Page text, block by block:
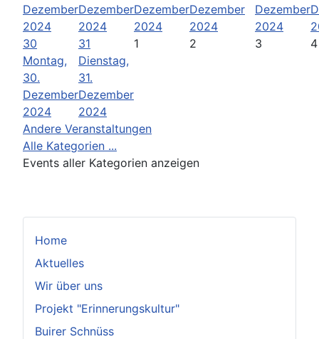
Home
Aktuelles
Wir über uns
Projekt "Erinnerungskultur"
Buirer Schnüss
Dezember
2024
Dezember
2024
Dezember
2024
Dezember
2024
Dezember
2024
30
Montag,
30.
Dezember
2024
31
Dienstag,
31.
Dezember
2024
1 2 3 4
Andere Veranstaltungen
Alle Kategorien ...
Events aller Kategorien anzeigen